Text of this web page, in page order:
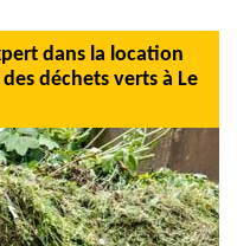
dans la location
déchets verts à Le